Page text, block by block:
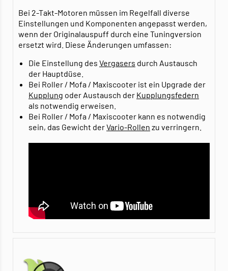
Bei 2-Takt-Motoren müssen im Regelfall diverse
Einstellungen und Komponenten angepasst werden,
wenn der Originalauspuff durch eine Tuningversion
ersetzt wird. Diese Änderungen umfassen:
Die Einstellung des Vergasers durch Austausch
der Hauptdüse.
Bei Roller / Mofa / Maxiscooter ist ein Upgrade der
Kupplung oder Austausch der Kupplungsfedern
als notwendig erweisen.
Bei Roller / Mofa / Maxiscooter kann es notwendig
sein, das Gewicht derVario-Rollen zu verringern.